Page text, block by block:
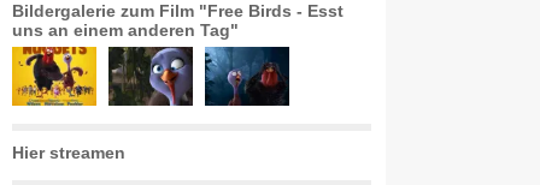
Bildergalerie zum Film "Free Birds - Esst
uns an einem anderen Tag"
Hier streamen